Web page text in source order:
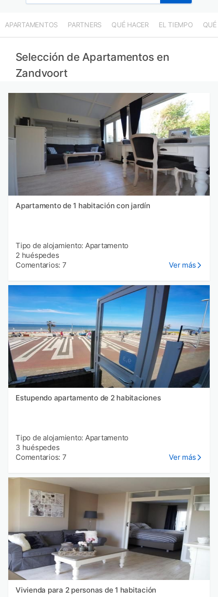
APARTAMENTOS PARTNERS QUÉ HACER EL TIEMPO QUÉ
Selección de Apartamentos en
Zandvoort
Apartamento de 1 habitación con jardín
Tipo de alojamiento: Apartamento
2 huéspedes
Comentarios: 7
Ver más
Estupendo apartamento de 2 habitaciones
Tipo de alojamiento: Apartamento
3 huéspedes
Comentarios: 7
Ver más
Vivienda para 2 personas de 1 habitación